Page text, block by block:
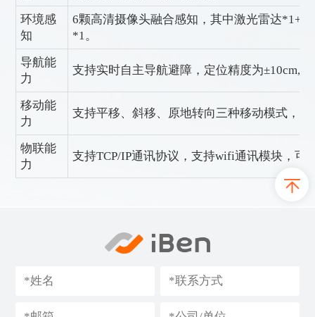
环境感
知
6颗高清摄像头融合感知，其中激光雷达*1+
*1。
导航能
力
支持实时自主导航避障，定位精度为±10cm,
移动能
力
支持平移、斜移、原地转向三种移动模式，最
物联能
力
支持TCP/IP通讯协议，支持wifi通讯模块，可